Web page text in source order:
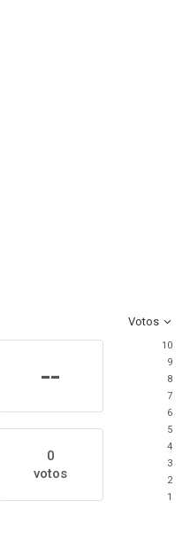
Votos
--
0
votos
10
9
8
7
6
5
4
3
2
1